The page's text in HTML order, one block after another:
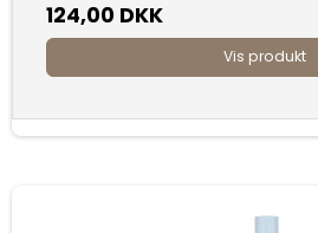
124,00 DKK
Vis produkt